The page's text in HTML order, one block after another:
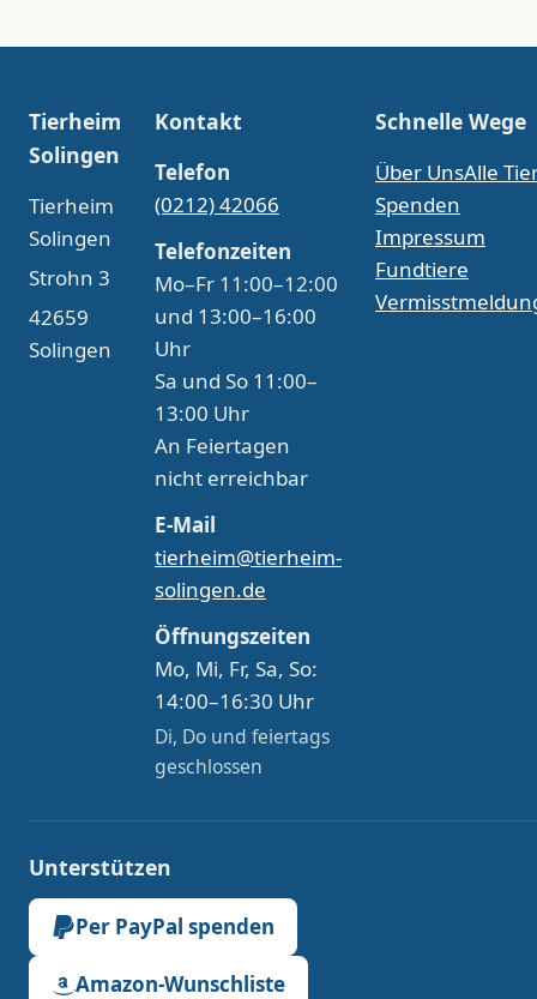
Tierheim
Solingen
Tierheim
Solingen
Strohn 3
42659
Solingen
Kontakt
Telefon
(0212) 42066
Telefonzeiten
Mo–Fr 11:00–12:00
und 13:00–16:00
Uhr
Sa und So 11:00–
13:00 Uhr
An Feiertagen
nicht erreichbar
E-Mail
tierheim@tierheim-
solingen.de
Öffnungszeiten
Mo, Mi, Fr, Sa, So:
14:00–16:30 Uhr
Di, Do und feiertags
geschlossen
Schnelle Wege
Über UnsAlle
Spenden
Impressum
Fundtiere
Unterstützen
Per PayPal spenden
Amazon-Wunschliste